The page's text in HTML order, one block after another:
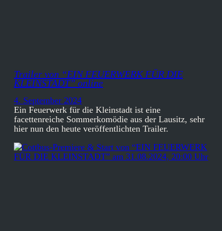
Trailer von “EIN FEUERWERK FÜR DIE
KLEINSTADT” online
4. September 2024
Ein Feuerwerk für die Kleinstadt ist eine
facettenreiche Sommerkomödie aus der Lausitz, sehr
hier nun den heute veröffentlichten Trailer.